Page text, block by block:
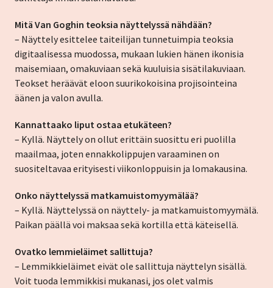
Mitä Van Goghin teoksia näyttelyssä nähdään?
– Näyttely esittelee taiteilijan tunnetuimpia teoksia
digitaalisessa muodossa, mukaan lukien hänen ikonisia
maisemiaan, omakuviaan sekä kuuluisia sisätilakuviaan.
Teokset heräävät eloon suurikokoisina projisointeina
äänen ja valon avulla.
Kannattaako liput ostaa etukäteen?
– Kyllä. Näyttely on ollut erittäin suosittu eri puolilla
maailmaa, joten ennakkolippujen varaaminen on
suositeltavaa erityisesti viikonloppuisin ja lomakausina.
Onko näyttelyssä matkamuistomyymälää?
– Kyllä. Näyttelyssä on näyttely- ja matkamuistomyymälä.
Paikan päällä voi maksaa sekä kortilla että käteisellä.
Ovatko lemmieläimet sallittuja?
– Lemmikkieläimet eivät ole sallittuja näyttelyn sisällä.
Voit tuoda lemmikkisi mukanasi, jos olet valmis